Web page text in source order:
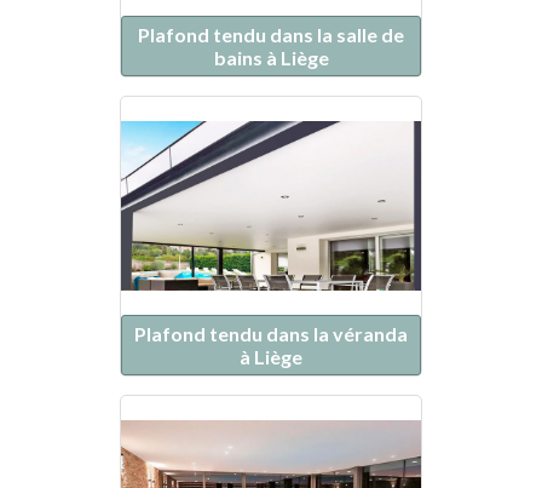
Plafond tendu dans la salle de
bains à Liège
Plafond tendu dans la véranda
à Liège